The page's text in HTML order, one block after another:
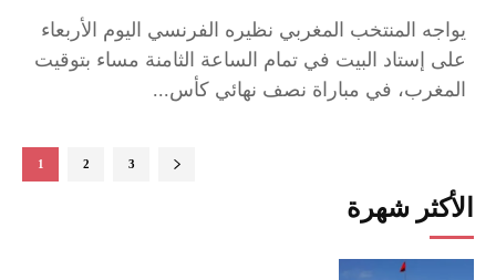
يواجه المنتخب المغربي نظيره الفرنسي اليوم الأربعاء
على إستاد البيت في تمام الساعة الثامنة مساء بتوقيت
المغرب، في مباراة نصف نهائي كأس...
1 2 3
الأكثر شهرة